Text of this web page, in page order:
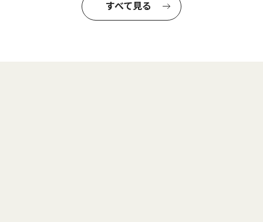
すべて見る